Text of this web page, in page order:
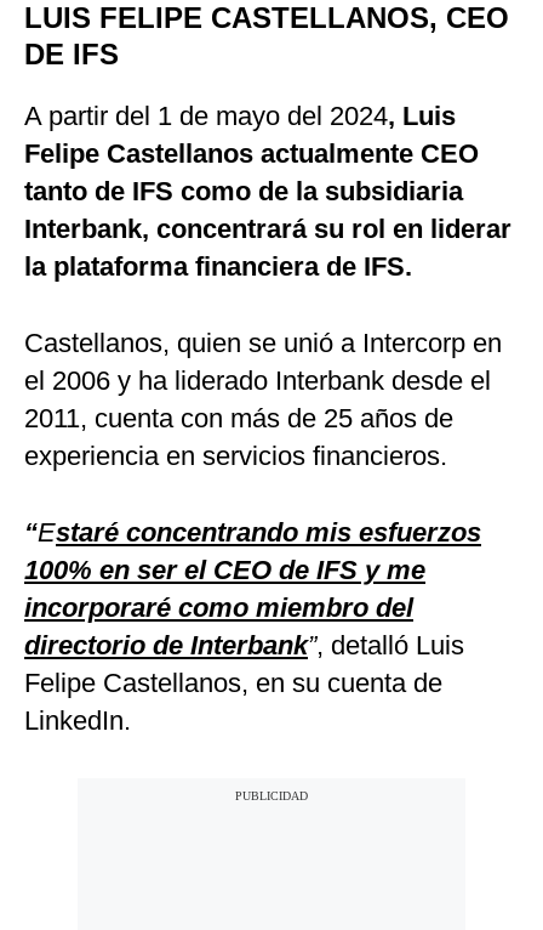
LUIS FELIPE CASTELLANOS, CEO
DE IFS
A partir del 1 de mayo del 2024, Luis
Felipe Castellanos actualmente CEO
tanto de IFS como de la subsidiaria
Interbank, concentrará su rol en liderar
la plataforma financiera de IFS.
Castellanos, quien se unió a Intercorp en
el 2006 y ha liderado Interbank desde el
2011, cuenta con más de 25 años de
experiencia en servicios financieros.
“Estaré concentrando mis esfuerzos
100% en ser el CEO de IFS y me
incorporaré como miembro del
directorio de Interbank”, detalló Luis
Felipe Castellanos, en su cuenta de
LinkedIn.